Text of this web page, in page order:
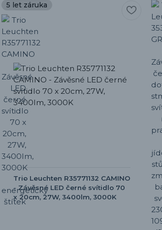
5 let záruka
Trio Leuchten R35771132 CAMINO
- Závěsné LED černé svítidlo 70
x 20cm, 27W, 3400lm, 3000K